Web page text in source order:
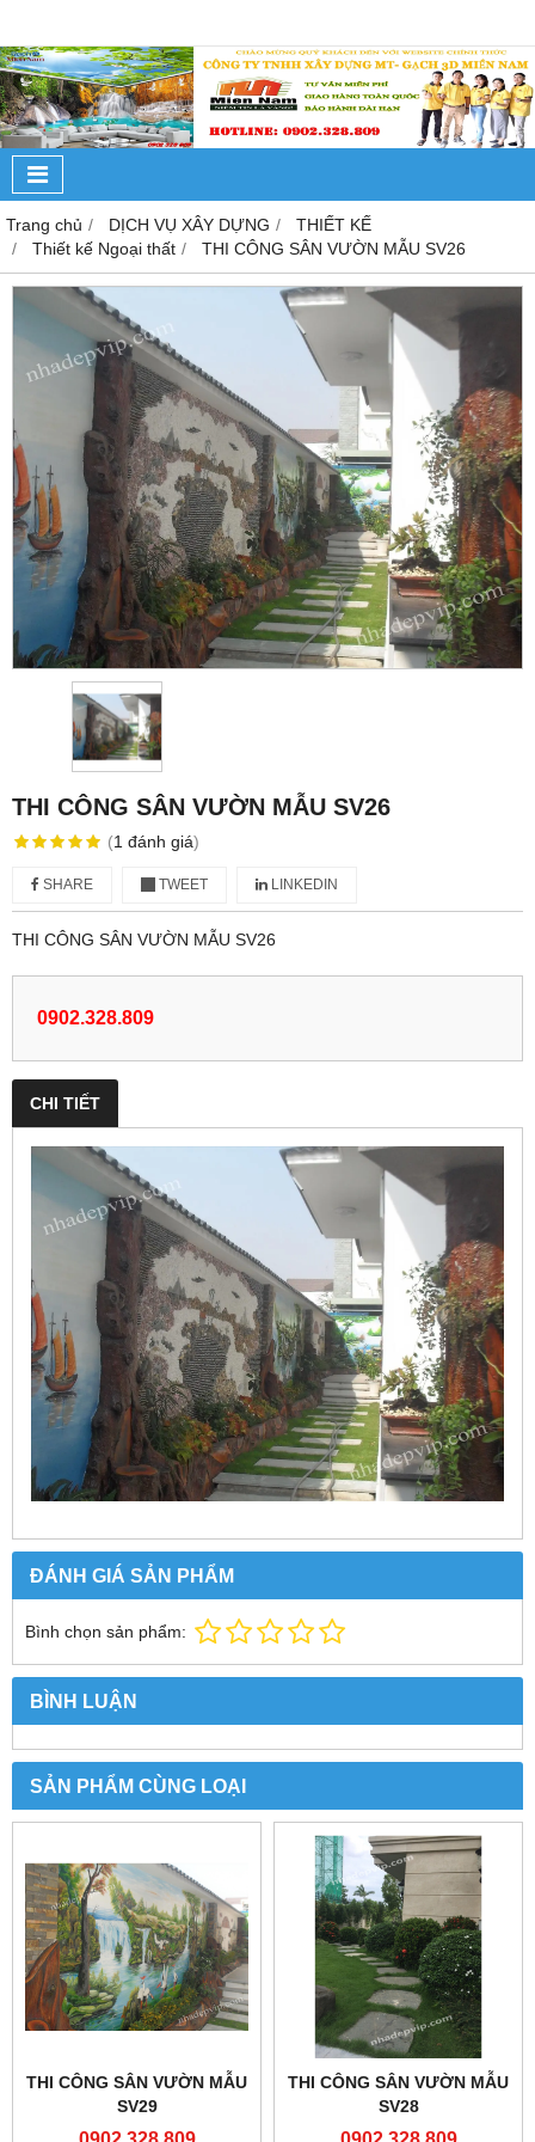
Trang chủ DỊCH VỤ XÂY DỰNG
THIẾT KẾ
Thiết kế Ngoại thất
THI CÔNG SÂN VƯỜN MẪU SV26
THI CÔNG SÂN VƯỜN MẪU SV26
(1 đánh giá)
SHARE TWEET LINKEDIN
THI CÔNG SÂN VƯỜN MẪU SV26
0902.328.809
CHI TIẾT
ĐÁNH GIÁ SẢN PHẨM
Bình chọn sản phẩm:
BÌNH LUẬN
SẢN PHẨM CÙNG LOẠI
THI CÔNG SÂN VƯỜN MẪU
SV29
THI CÔNG SÂN VƯỜN MẪU
SV28